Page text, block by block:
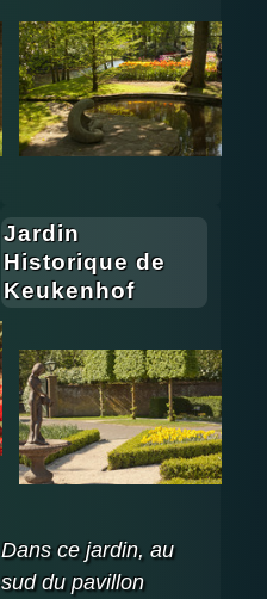
Jardin
Historique de
Keukenhof
Dans ce jardin, au
sud du pavillon